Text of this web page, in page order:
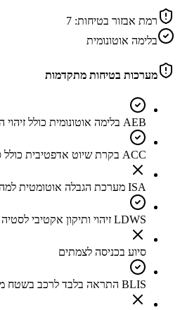
רמת אבזור בטיחות: 7
בלימה אוטונומית
מערכות בטיחות מתקדמות
AEB בלימה אוטונומית כולל זיהוי הולכי רגל ואופניים
ACC בקרת שיוט אדפטיבית כולל סיוע בפקקים
ISA מערכת הגבלה אוטומטית למהירות הרכב
LDWS זיהוי ותיקון אקטיבי לסטיה מנתיב
סיוע בכניסה לצמתים
BLIS התראה בלבד לרכב בשטח מת